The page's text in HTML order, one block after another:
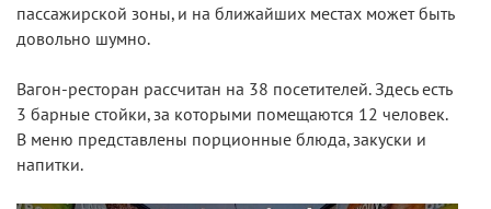
пассажирской зоны, и на ближайших местах может быть
довольно шумно.
Вагон-ресторан рассчитан на 38 посетителей. Здесь есть
3 барные стойки, за которыми помещаются 12 человек.
В меню представлены порционные блюда, закуски и
напитки.